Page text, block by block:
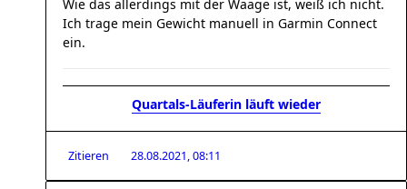
Wie das allerdings mit der Waage ist, weiß ich nicht.
Ich trage mein Gewicht manuell in Garmin Connect
ein.
Quartals-Läuferin läuft wieder
Zitieren 28.08.2021, 08:11